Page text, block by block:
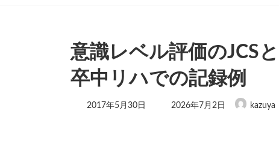
意識レベル評価のJCS
卒中リハでの記録例
2017年5月30日
最
2026年7月2日 kazuya